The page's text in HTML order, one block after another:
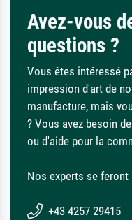
Avez-vous
questions ?
Vous êtes intéressé
impression d'art de
manufacture, mais
? Vous avez besoin
ou d'aide pour la
Nos experts se feront
+43 4257 29415